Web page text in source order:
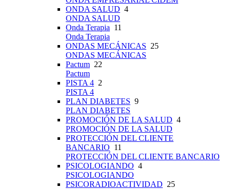
ONDA SALUD 4
ONDA SALUD
Onda Terapia 11
Onda Terapia
ONDAS MECÁNICAS 25
ONDAS MECÁNICAS
Pactum 22
Pactum
PISTA 4 2
PISTA 4
PLAN DIABETES 9
PLAN DIABETES
PROMOCIÓN DE LA SALUD 4
PROMOCIÓN DE LA SALUD
PROTECCIÓN DEL CLIENTE
BANCARIO 11
PROTECCIÓN DEL CLIENTE BANCARIO
PSICOLOGIANDO 4
PSICOLOGIANDO
PSICORADIOACTIVIDAD 25